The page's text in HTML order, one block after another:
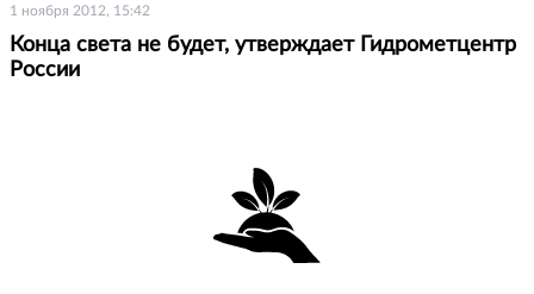
1 ноября 2012, 15:42
Конца света не будет, утверждает Гидрометцентр
России